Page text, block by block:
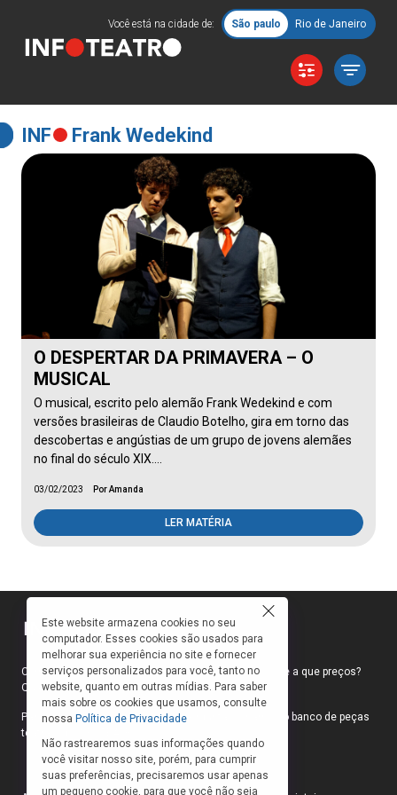
Você está na cidade de: São paulo Rio de Janeiro
INF Frank Wedekind
O DESPERTAR DA PRIMAVERA – O
MUSICAL
O musical, escrito pelo alemão Frank Wedekind e com
versões brasileiras de Claudio Botelho, gira em torno das
descobertas e angústias de um grupo de jovens alemães
no final do século XIX.…
03/02/2023 Por Amanda
LER MATÉRIA
Como faço para ir ao teatro? Onde compro ingressos e a que preços?
Quais peças estão em cartaz?
Para responder a essas e outras perguntas, criamos o banco de peças
teatrais do INFOTEATRO.
Este website armazena cookies no seu
computador. Esses cookies são usados para
melhorar sua experiência no site e fornecer
serviços personalizados para você, tanto no
website, quanto em outras mídias. Para saber
mais sobre os cookies que usamos, consulte
nossa Política de Privacidade
Não rastrearemos suas informações quando
você visitar nosso site, porém, para cumprir
suas preferências, precisaremos usar apenas
um pequeno cookie, para que você não seja